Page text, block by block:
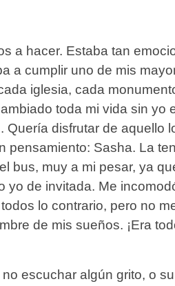
a hacer. Estaba tan
a cumplir uno de mis
iglesia, cada
toda mi vida sin yo
disfrutar de aquello
pensamiento: Sasha. La
bus, muy a mi pesar, ya
de invitada. Me
lo contrario, pero no
de mis sueños. ¡Era
escuchar algún grito, o